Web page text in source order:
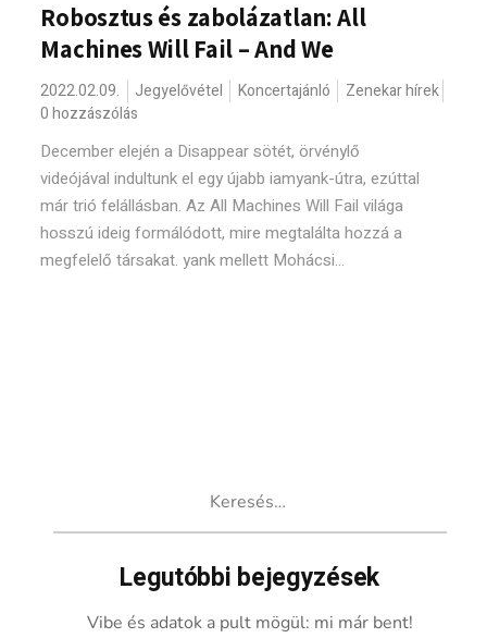
Robosztus és zabolázatlan: All
Machines Will Fail – And We
2022.02.09. Jegyelővétel Koncertajánló
Zenekar hírek
0 hozzászólás
December elején a Disappear sötét, örvénylő
videójával indultunk el egy újabb iamyank-útra, ezúttal
már trió felállásban. Az All Machines Will Fail világa
hosszú ideig formálódott, mire megtalálta hozzá a
megfelelő társakat. yank mellett Mohácsi...
Legutóbbi bejegyzések
Vibe és adatok a pult mögül: mi már bent!